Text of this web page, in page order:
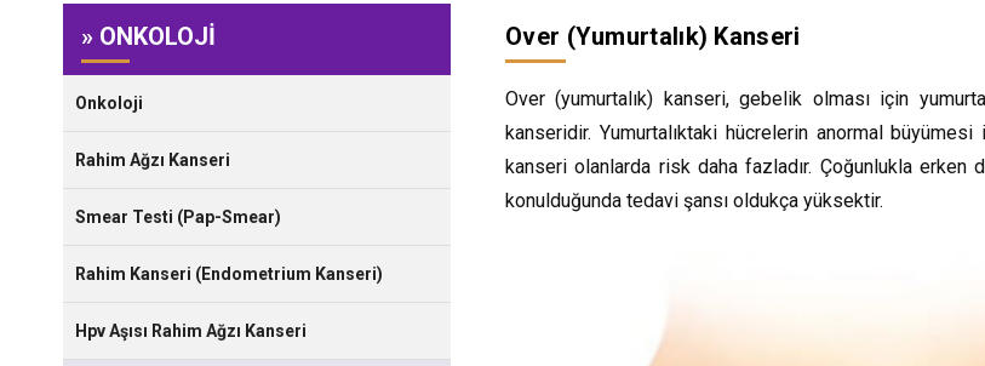
» ONKOLOJİ
Onkoloji
Rahim Ağzı Kanseri
Smear Testi (Pap-Smear)
Rahim Kanseri (Endometrium Kanseri)
Hpv Aşısı Rahim Ağzı Kanseri
Over (Yumurtalık) Kanseri
Over (yumurtalık) kanseri, gebelik olması için
kanseridir. Yumurtalıktaki hücrelerin anormal
kanseri olanlarda risk daha fazladır. Çoğunlukla erken
konulduğunda tedavi şansı oldukça yüksektir.